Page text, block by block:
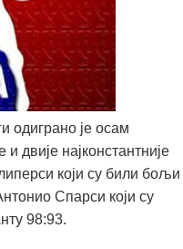
одиграно је осам
двије најконстантније
који су били бољи
Спарси који су
98:93.